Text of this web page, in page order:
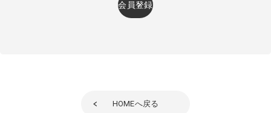
会員登録
HOMEへ戻る